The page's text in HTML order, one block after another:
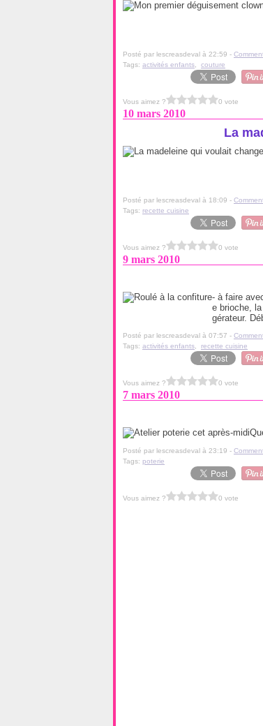
Posté par lescreasdeval à 22:59 -
Tags: activités enfants couture
Vous aimez ? 0 vote
10 mars 2010
La
Posté par lescreasdeval à 18:09 -
Tags: recette cuisine
Vous aimez ? 0 vote
9 mars 2010
- à faire
e brioche,
gérateur.
Posté par lescreasdeval à 07:57 -
Tags: activités enfants recette cuisine
Vous aimez ? 0 vote
7 mars 2010
Posté par lescreasdeval à 23:19 -
Tags: poterie
Vous aimez ? 0 vote